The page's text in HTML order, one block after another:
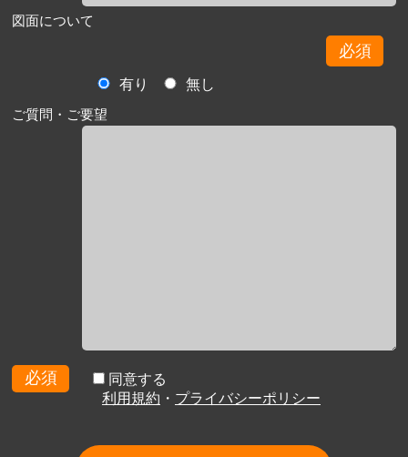
図面について
必須
有り
無し
ご質問・ご要望
必須
同意する
利用規約 ・ プライバシーポリシー